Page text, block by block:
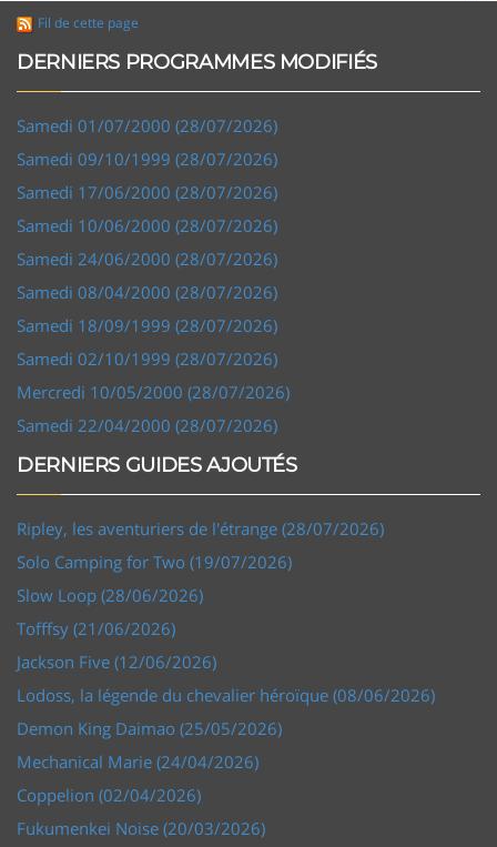
Fil de cette page
DERNIERS PROGRAMMES MODIFIÉS
Samedi 01/07/2000 (28/07/2026)
Samedi 09/10/1999 (28/07/2026)
Samedi 17/06/2000 (28/07/2026)
Samedi 10/06/2000 (28/07/2026)
Samedi 24/06/2000 (28/07/2026)
Samedi 08/04/2000 (28/07/2026)
Samedi 18/09/1999 (28/07/2026)
Samedi 02/10/1999 (28/07/2026)
Mercredi 10/05/2000 (28/07/2026)
Samedi 22/04/2000 (28/07/2026)
DERNIERS GUIDES AJOUTÉS
Ripley, les aventuriers de l'étrange (28/07/2026)
Solo Camping for Two (19/07/2026)
Slow Loop (28/06/2026)
Tofffsy (21/06/2026)
Jackson Five (12/06/2026)
Lodoss, la légende du chevalier héroïque (08/06/2026)
Demon King Daimao (25/05/2026)
Mechanical Marie (24/04/2026)
Coppelion (02/04/2026)
Fukumenkei Noise (20/03/2026)